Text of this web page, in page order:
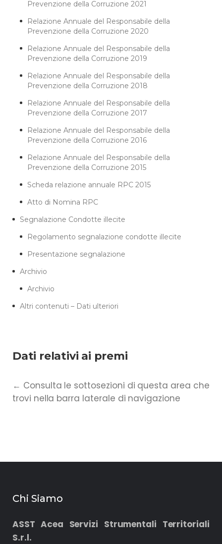
Prevenzione della Corruzione 2021
Relazione Annuale del Responsabile della
Prevenzione della Corruzione 2020
Relazione Annuale del Responsabile della
Prevenzione della Corruzione 2019
Relazione Annuale del Responsabile della
Prevenzione della Corruzione 2018
Relazione Annuale del Responsabile della
Prevenzione della Corruzione 2017
Relazione Annuale del Responsabile della
Prevenzione della Corruzione 2016
Relazione Annuale del Responsabile della
Prevenzione della Corruzione 2015
Scheda relazione annuale RPC 2015
Atto di Nomina RPC
Segnalazione Condotte illecite
Regolamento segnalazione condotte illecite
Presentazione segnalazione
Archivio
Archivio
Altri contenuti – Dati ulteriori
Dati relativi ai premi
← Consulta le sottosezioni di questa area che
trovi nella barra laterale di navigazione
Chi Siamo
ASST Acea Servizi Strumentali Territoriali
S.r.l.